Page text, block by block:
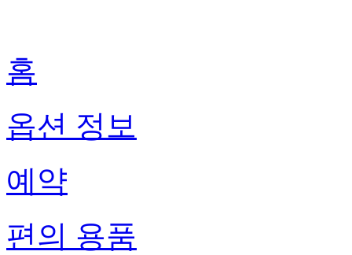
홈
옵션 정보
예약
편의 용품